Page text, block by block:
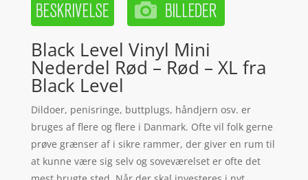
Black Level Vinyl Mini
Nederdel Rød – Rød – XL fra
Black Level
Dildoer, penisringe, buttplugs, håndjern osv. er
bruges af flere og flere i Danmark. Ofte vil folk gerne
prøve grænser af i sikre rammer, der giver en rum til
at kunne være sig selv og soveværelset er ofte det